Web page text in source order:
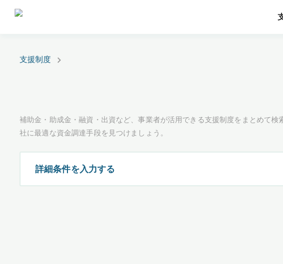
支援制度
補助金・助成金・融資・出資など、事業者が活用できる支援制度をまとめて
社に最適な資金調達手段を見つけましょう。
詳細条件を入力する